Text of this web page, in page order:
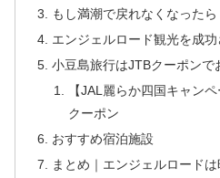
もし満潮で戻れなくなったら
エンジェルロード観光を成
小豆島旅行はJTBクーポンで
【JAL麗らか四国キャン
クーポン
おすすめ宿泊施設
まとめ｜エンジェルロード